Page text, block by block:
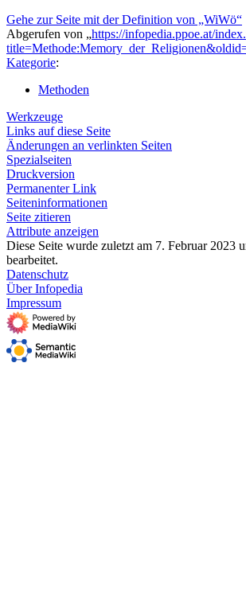
Gehe zur Seite mit der Definition von „WiWö“
Abgerufen von „https://infopedia.ppoe.at/
Kategorie:
Methoden
Werkzeuge
Links auf diese Seite
Änderungen an verlinkten Seiten
Spezialseiten
Druckversion
Permanenter Link
Seiten­­informationen
Seite zitieren
Attribute anzeigen
Diese Seite wurde zuletzt am 7. Februar 2023
bearbeitet.
Datenschutz
Über Infopedia
Impressum